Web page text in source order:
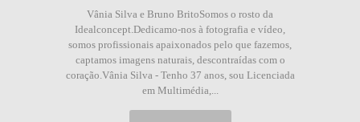
Vânia Silva e Bruno BritoSomos o rosto da
Idealconcept.Dedicamo-nos à fotografia e vídeo,
somos profissionais apaixonados pelo que fazemos,
captamos imagens naturais, descontraídas com o
coração.Vânia Silva - Tenho 37 anos, sou Licenciada
em Multimédia,...